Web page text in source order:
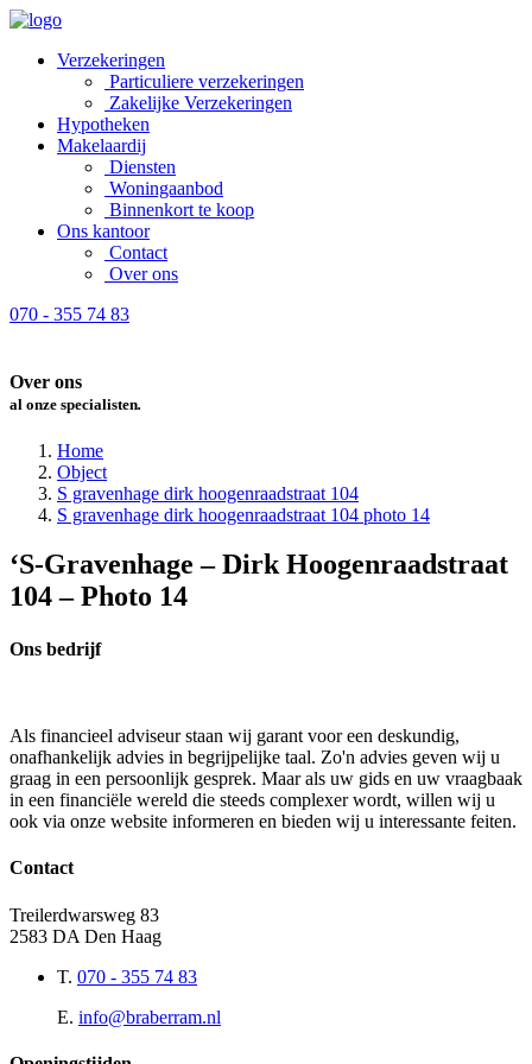
Verzekeringen
Particuliere verzekeringen
Zakelijke Verzekeringen
Hypotheken
Makelaardij
Diensten
Woningaanbod
Binnenkort te koop
Ons kantoor
Contact
Over ons
070 - 355 74 83
Over ons
al onze specialisten.
Home
Object
S gravenhage dirk hoogenraadstraat 104
S gravenhage dirk hoogenraadstraat 104 photo 14
‘S-Gravenhage – Dirk Hoogenraadstraat
104 – Photo 14
Ons bedrijf
Als financieel adviseur staan wij garant voor een deskundig,
onafhankelijk advies in begrijpelijke taal. Zo'n advies geven wij u
graag in een persoonlijk gesprek. Maar als uw gids en uw vraagbaak
in een financiële wereld die steeds complexer wordt, willen wij u
ook via onze website informeren en bieden wij u interessante feiten.
Contact
Treilerdwarsweg 83
2583 DA Den Haag
T. 070 - 355 74 83
E. info@braberram.nl